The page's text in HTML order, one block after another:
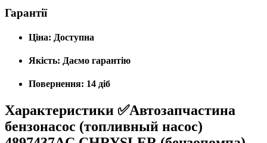
Гарантії
Ціна: Доступна
Якість: Даємо гарантію
Повернення: 14 діб
Характеристики ✅Автозапчастина
бензонасос (топливный насос)